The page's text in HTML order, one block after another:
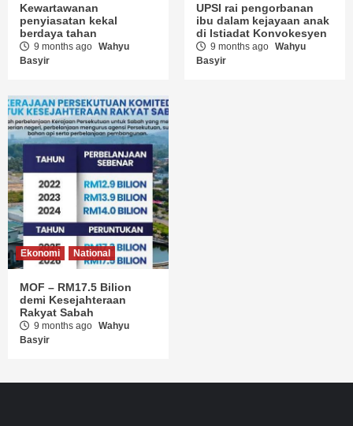
Kewartawanan
penyiasatan kekal
berdaya tahan
9 months ago Wahyu
Basyir
UPSI rai pengorbanan
ibu dalam kejayaan anak
di Istiadat Konvokesyen
9 months ago Wahyu
Basyir
Ekonomi National
MOF – RM17.5 Bilion
demi Kesejahteraan
Rakyat Sabah
9 months ago Wahyu
Basyir